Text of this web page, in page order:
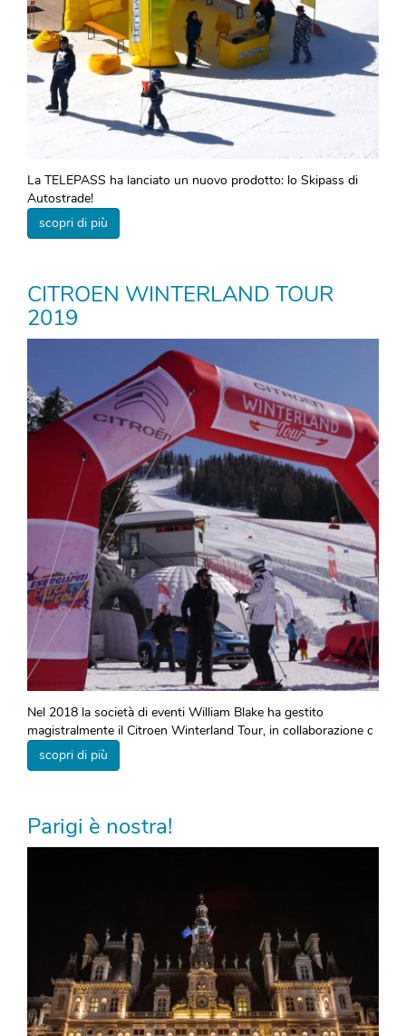
La TELEPASS ha lanciato un nuovo prodotto: lo Skipass di
Autostrade!
scopri di più
CITROEN WINTERLAND TOUR
2019
Nel 2018 la società di eventi William Blake ha gestito
magistralmente il Citroen Winterland Tour, in collaborazione c
scopri di più
Parigi è nostra!